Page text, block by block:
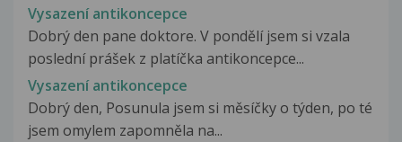
Vysazení antikoncepce
Dobrý den pane doktore. V pondělí jsem si vzala
poslední prášek z platíčka antikoncepce...
Vysazení antikoncepce
Dobrý den, Posunula jsem si měsíčky o týden, po té
jsem omylem zapomněla na...